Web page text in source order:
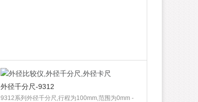
外径千分尺-9312
9312系列外径千分尺,行程为100mm,范围为0mm -